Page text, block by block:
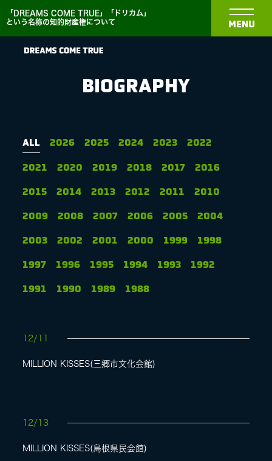
「DREAMS COME TRUE」「ドリカム」
という名称の知的財産権について
MENU
BIOGRAPHY
DISCOGRAPHY
MEDIA
SPECIAL SITE
BIOGRAPHY
ALL 2026 2025 2024 2023 2022
2021 2020 2019 2018 2017 2016
2015 2014 2013 2012 2011 2010
2009 2008 2007 2006 2005 2004
2003 2002 2001 2000 1999 1998
1997 1996 1995 1994 1993 1992
1991 1990 1989 1988
12/11
MILLION KISSES(三郷市文化会館)
12/13
MILLION KISSES(島根県民会館)